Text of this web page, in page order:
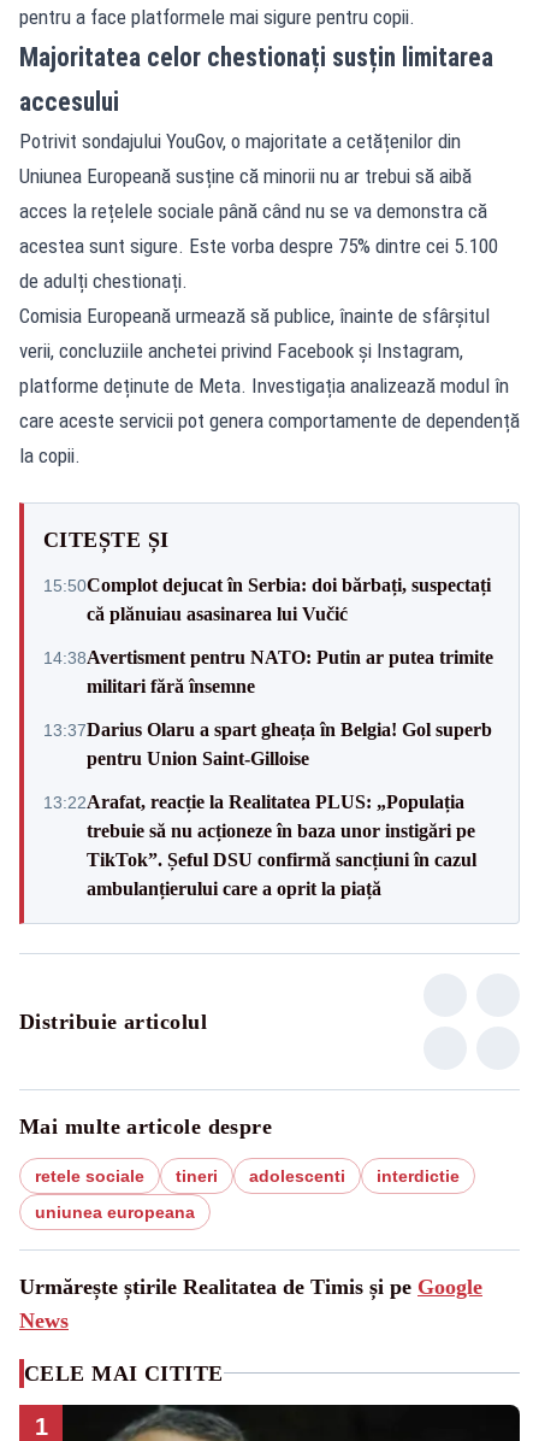
pentru a face platformele mai sigure pentru copii.
Majoritatea celor chestionați susțin limitarea
accesului
Potrivit sondajului YouGov, o majoritate a cetățenilor din
Uniunea Europeană susține că minorii nu ar trebui să aibă
acces la rețelele sociale până când nu se va demonstra că
acestea sunt sigure. Este vorba despre 75% dintre cei 5.100
de adulți chestionați.
Comisia Europeană urmează să publice, înainte de sfârșitul
verii, concluziile anchetei privind Facebook și Instagram,
platforme deținute de Meta. Investigația analizează modul în
care aceste servicii pot genera comportamente de dependență
la copii.
CITEȘTE ȘI
15:50Complot dejucat în Serbia: doi bărbați, suspectați
că plănuiau asasinarea lui Vučić
14:38Avertisment pentru NATO: Putin ar putea trimite
militari fără însemne
13:37Darius Olaru a spart gheața în Belgia! Gol superb
pentru Union Saint-Gilloise
13:22Arafat, reacție la Realitatea PLUS: „Populația
trebuie să nu acționeze în baza unor instigări pe
TikTok”. Șeful DSU confirmă sancțiuni în cazul
ambulanțierului care a oprit la piață
Distribuie articolul
Mai multe articole despre
retele sociale tineri adolescenti
interdictie
uniunea europeana
Urmărește știrile Realitatea de Timis și pe Google
News
CELE MAI CITITE
1